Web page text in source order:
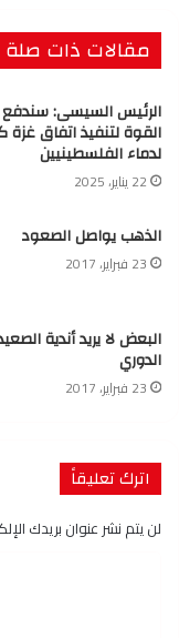
مقالات ذات صلة
الرئيس السيسى:
القوة لتنفيذ اتفاق غزة
لدماء الفلسطينيين
22 يناير، 2025
الذهب يواصل الصعود
23 فبراير، 2017
البعض لا يريد أندية
الدوري
23 فبراير، 2017
اترك تعليقاً
لن يتم نشر عنوان بريدك